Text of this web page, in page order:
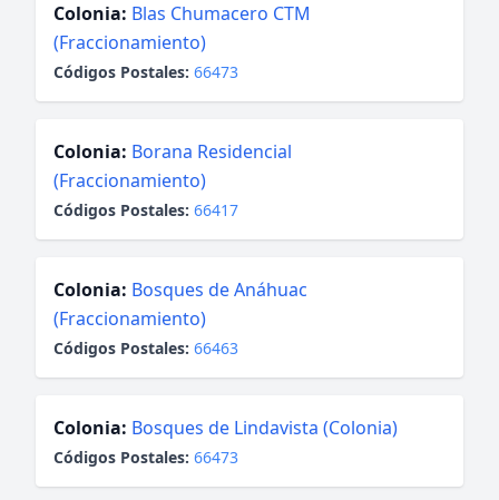
Colonia: Blas Chumacero CTM
(Fraccionamiento)
Códigos Postales: 66473
Colonia: Borana Residencial
(Fraccionamiento)
Códigos Postales: 66417
Colonia: Bosques de Anáhuac
(Fraccionamiento)
Códigos Postales: 66463
Colonia: Bosques de Lindavista (Colonia)
Códigos Postales: 66473